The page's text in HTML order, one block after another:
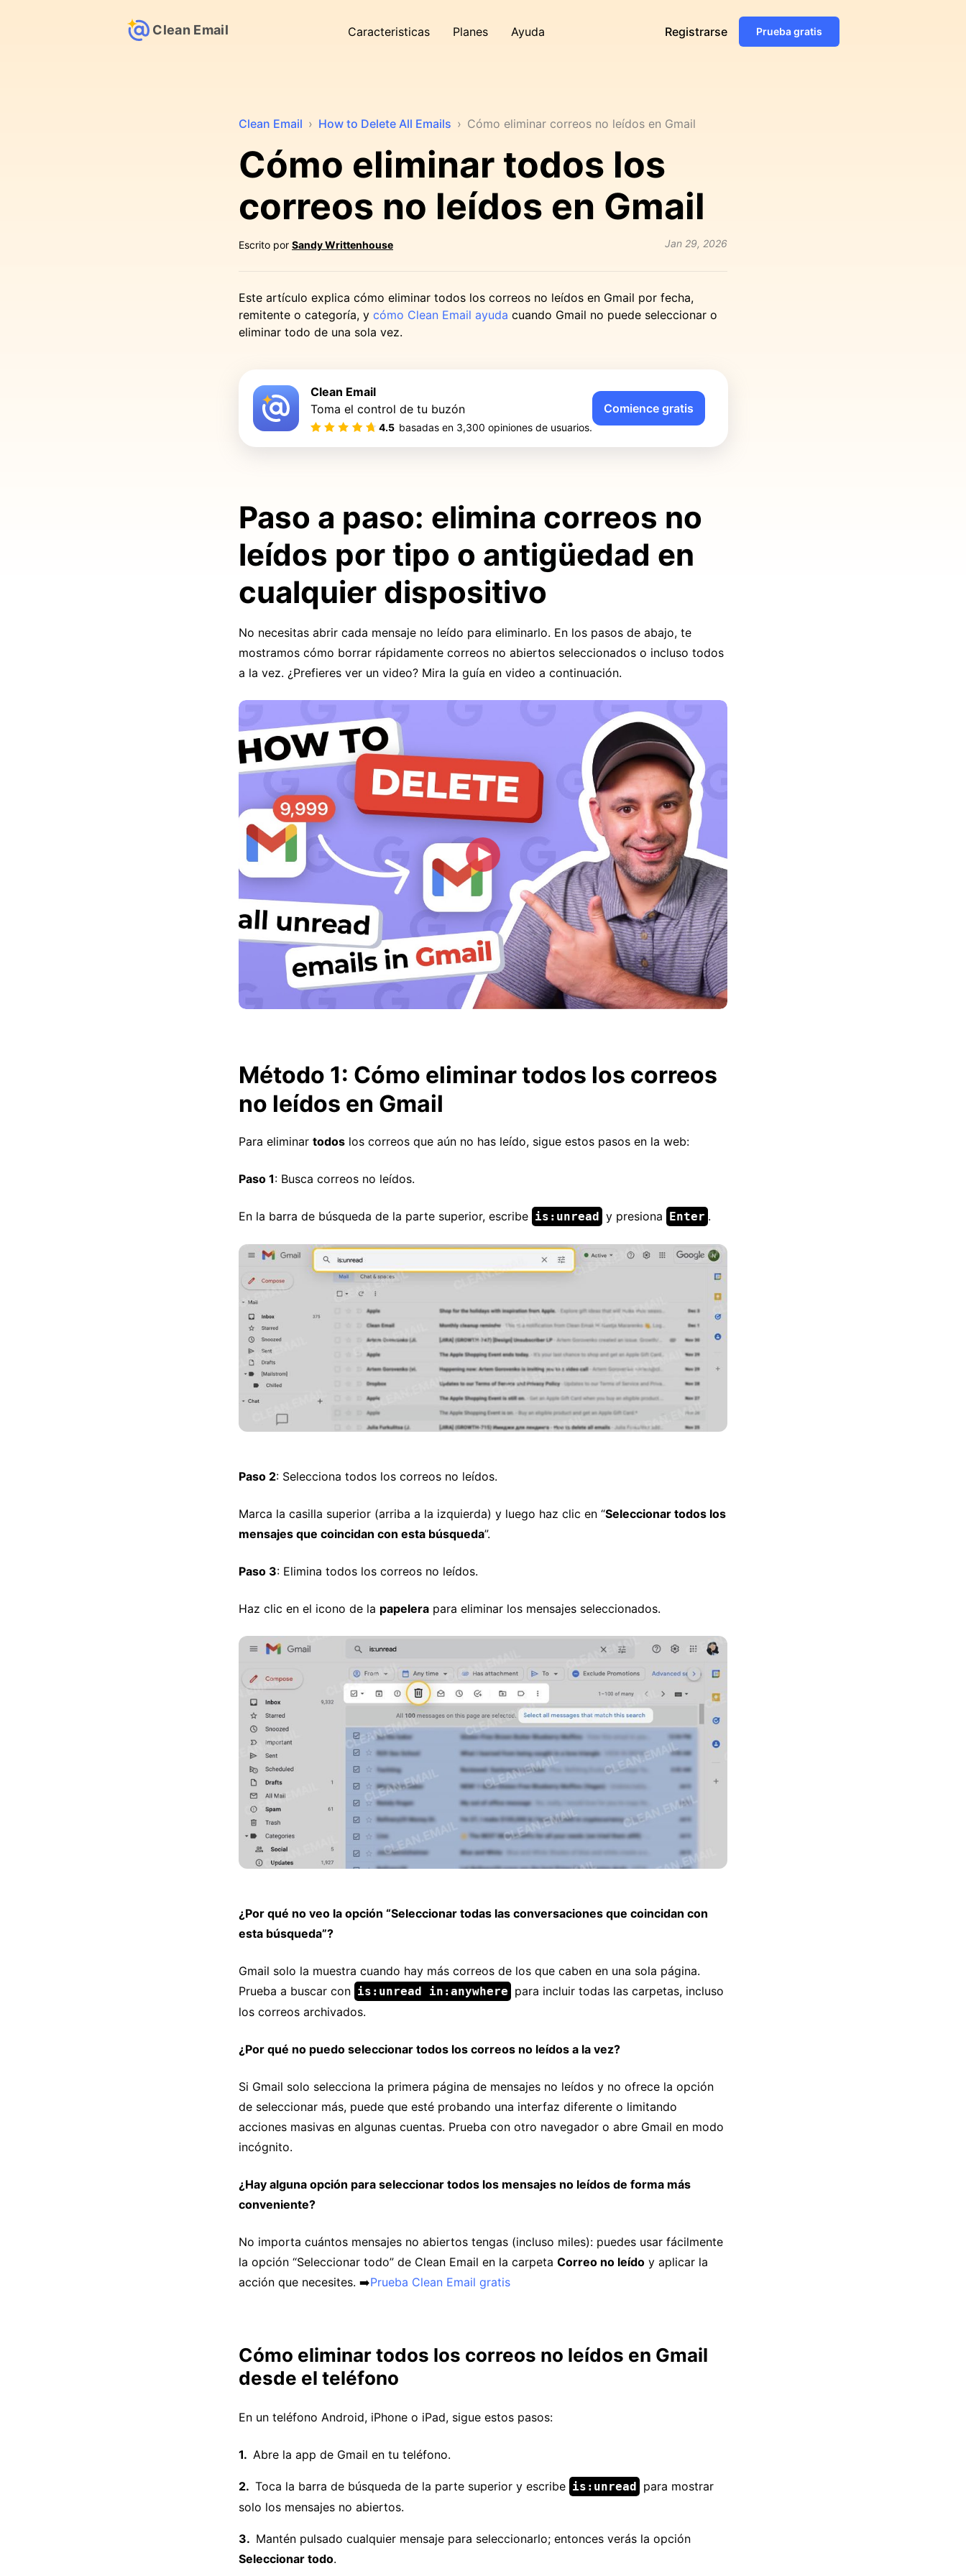
Clean Email Caracteristicas Planes Ayuda Registrarse Prueba gratis
Clean Email › How to Delete All Emails › Cómo eliminar correos no leídos en Gmail
Cómo eliminar todos los
correos no leídos en Gmail
Escrito por Sandy Writtenhouse Jan 29, 2026
Este artículo explica cómo eliminar todos los correos no leídos en Gmail por fecha,
remitente o categoría, y cómo Clean Email ayuda cuando Gmail no puede seleccionar o
eliminar todo de una sola vez.
Clean Email
Toma el control de tu buzón
4.5 basadas en 3,300 opiniones de usuarios.
Comience gratis
Paso a paso: elimina correos no
leídos por tipo o antigüedad en
cualquier dispositivo
No necesitas abrir cada mensaje no leído para eliminarlo. En los pasos de abajo, te
mostramos cómo borrar rápidamente correos no abiertos seleccionados o incluso todos
a la vez. ¿Prefieres ver un video? Mira la guía en video a continuación.
Método 1: Cómo eliminar todos los correos
no leídos en Gmail
Para eliminar todos los correos que aún no has leído, sigue estos pasos en la web:
Paso 1: Busca correos no leídos.
En la barra de búsqueda de la parte superior, escribe is:unread y presiona Enter .
Paso 2: Selecciona todos los correos no leídos.
Marca la casilla superior (arriba a la izquierda) y luego haz clic en “Seleccionar todos los
mensajes que coincidan con esta búsqueda”.
Paso 3: Elimina todos los correos no leídos.
Haz clic en el icono de la papelera para eliminar los mensajes seleccionados.
¿Por qué no veo la opción “Seleccionar todas las conversaciones que coincidan con
esta búsqueda”?
Gmail solo la muestra cuando hay más correos de los que caben en una sola página.
Prueba a buscar con is:unread in:anywhere para incluir todas las carpetas, incluso
los correos archivados.
¿Por qué no puedo seleccionar todos los correos no leídos a la vez?
Si Gmail solo selecciona la primera página de mensajes no leídos y no ofrece la opción
de seleccionar más, puede que esté probando una interfaz diferente o limitando
acciones masivas en algunas cuentas. Prueba con otro navegador o abre Gmail en modo
incógnito.
¿Hay alguna opción para seleccionar todos los mensajes no leídos de forma más
conveniente?
No importa cuántos mensajes no abiertos tengas (incluso miles): puedes usar fácilmente
la opción “Seleccionar todo” de Clean Email en la carpeta Correo no leído y aplicar la
acción que necesites. ➡️Prueba Clean Email gratis
Cómo eliminar todos los correos no leídos en Gmail
desde el teléfono
En un teléfono Android, iPhone o iPad, sigue estos pasos:
Abre la app de Gmail en tu teléfono.
Toca la barra de búsqueda de la parte superior y escribe is:unread para mostrar
solo los mensajes no abiertos.
Mantén pulsado cualquier mensaje para seleccionarlo; entonces verás la opción
Seleccionar todo.